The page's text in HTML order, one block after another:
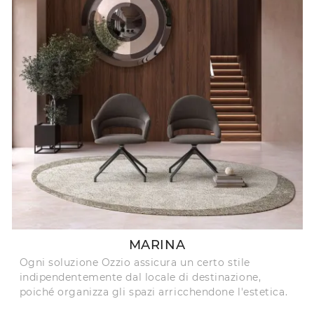
MARINA
Ogni soluzione Ozzio assicura un certo stile
indipendentemente dal locale di destinazione,
poiché organizza gli spazi arricchendone l'estetica.